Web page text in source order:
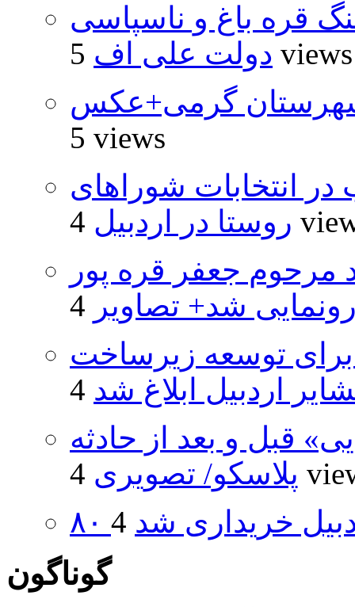
قره باغ و ناسپاسی
دولت علی اف 5 views
گرمی+عکس
5 views
۵۰۰۰ داوطلب در انتخابات شوراهای
روستا در اردبیل 4
مرحوم جعفر قره پور
شد+ تصاویر
ریال برای توسعه زیرساخت
اردبیل ابلاغ شد
قبل و بعد از حادثه
پلاسکو/ تصویری 4
خریداری شد
گوناگون